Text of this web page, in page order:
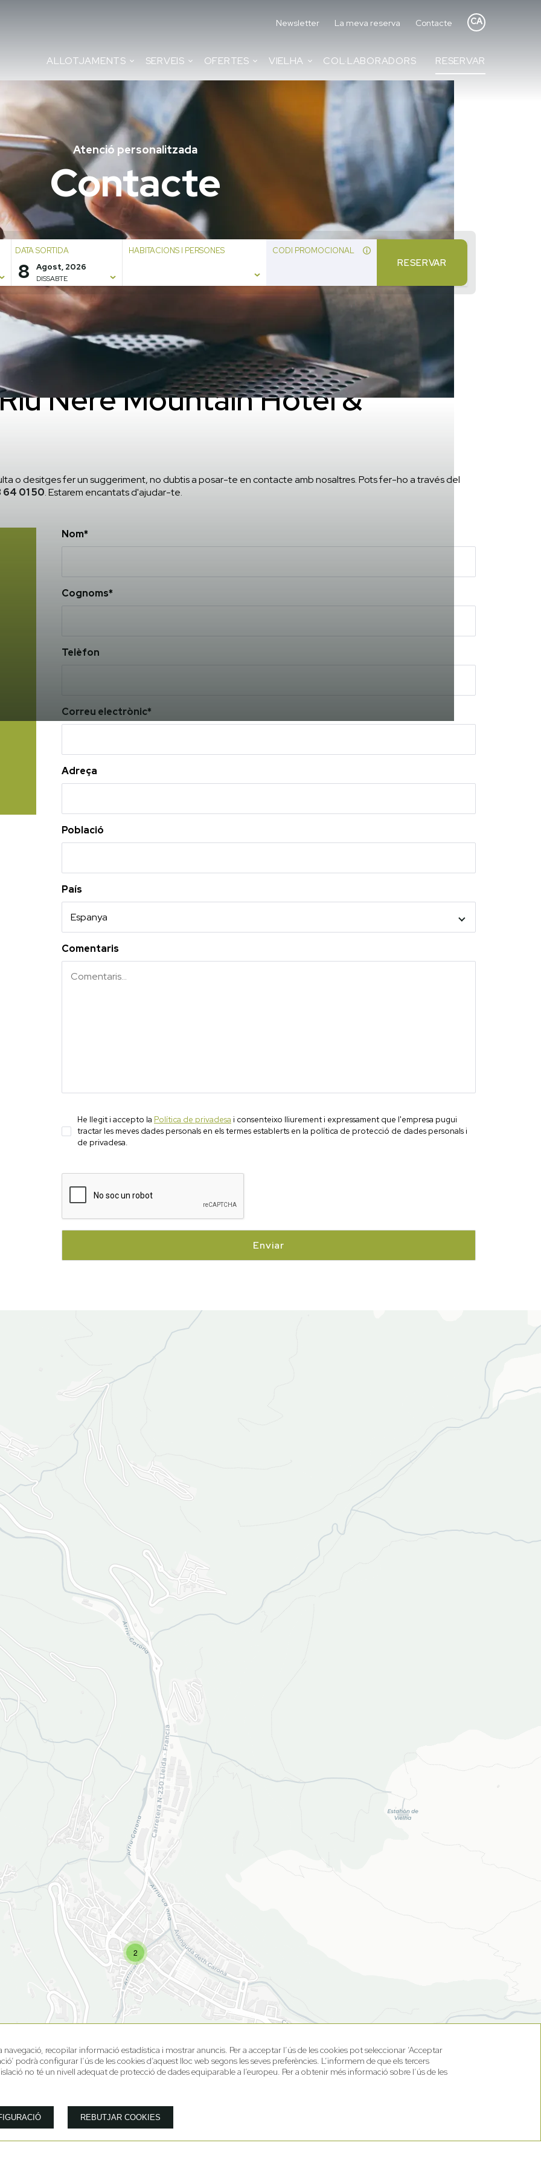
Newsletter La meva reserva Contacte CA
ALLOTJAMENTS SERVEIS OFERTES VIELHA COL·LABORADORS RESERVAR
Atenció personalitzada
Contacte
DATA SORTIDA
8 Agost, 2026
DISSABTE
HABITACIONS I PERSONES CODI PROMOCIONAL
RESERVAR
Nere Mountain Hotel &
o desitges fer un suggeriment, no dubtis a posar-te en contacte amb nosaltres. Pots fer-ho a través del
64 01 50. Estarem encantats d'ajudar-te.
Nom*
Cognoms*
Telèfon
Correu electrònic*
Adreça
Població
País
Comentaris
He llegit i accepto la Política de privadesa i consenteixo lliurement i expressament que l'empresa pugui
tractar les meves dades personals en els termes establerts en la política de protecció de dades personals i
de privadesa.
2
recopilar informació estadística i mostrar anuncis. Per a acceptar l’ús de les cookies pot seleccionar ‘Acceptar
podrà configurar l’ús de les cookies d’aquest lloc web segons les seves preferències. L’informem de que els tercers
no té un nivell adequat de protecció de dades equiparable a l’europeu. Per a obtenir més informació sobre l’ús de les
REBUTJAR COOKIES